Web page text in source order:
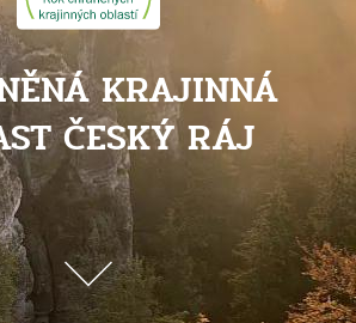
KRAJINNÁ
ČESKÝ RÁJ